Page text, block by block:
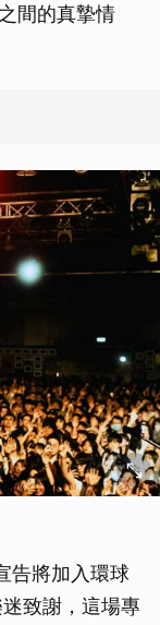
間的真摯情
告將加入環球
致謝，這場專